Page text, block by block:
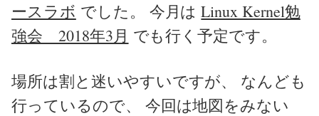
ースラボ でした。 今月はLinux Kernel勉
強会 2018年3月 でも行く予定です。
場所は割と迷いやすいですが、 なんども
行っているので、 今回は地図をみない